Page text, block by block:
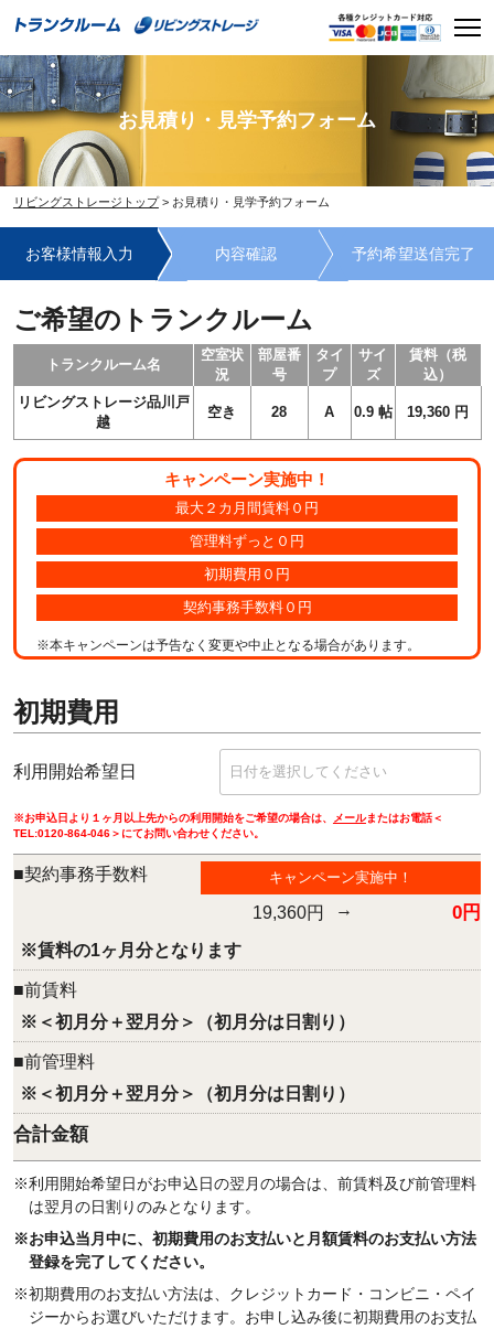
content
お見積り・見学予約フォーム
リビングストレージトップ> お見積り・見学予約フォーム
お客様情報入力 内容確認 予約希望送信完了
ご希望のトランクルーム
トランクルーム名
空室状
況
部屋番
号
タイ
プ
サイ
ズ
賃料（税
込）
リビングストレージ品川戸
越
空き 28 A 0.9 帖 19,360 円
キャンペーン実施中！
最大２カ月間賃料０円
管理料ずっと０円
初期費用０円
契約事務手数料０円
※本キャンペーンは予告なく変更や中止となる場合があります。
初期費用
利用開始希望日
※お申込日より１ヶ月以上先からの利用開始をご希望の場合は、 メールまたはお電話＜
TEL:0120-864-046＞にてお問い合わせください。
■契約事務手数料 キャンペーン実施中！
19,360円 → 0円
※賃料の1ヶ月分となります
■前賃料
※＜初月分＋翌月分＞（初月分は日割り）
■前管理料
※＜初月分＋翌月分＞（初月分は日割り）
合計金額
※利用開始希望日がお申込日の翌月の場合は、前賃料及び前管理料
は翌月の日割りのみとなります。
※お申込当月中に、初期費用のお支払いと月額賃料のお支払い方法
登録を完了してください。
※初期費用のお支払い方法は、クレジットカード・コンビニ・ペイ
ジーからお選びいただけます。お申し込み後に初期費用のお支払